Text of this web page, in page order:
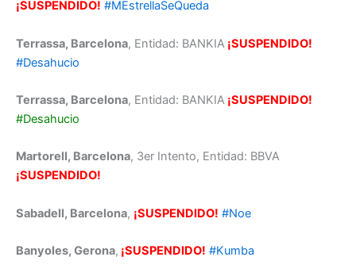
¡SUSPENDIDO! #MEstrellaSeQueda
Terrassa, Barcelona, Entidad: BANKIA ¡SUSPENDIDO!
#Desahucio
Terrassa, Barcelona, Entidad: BANKIA ¡SUSPENDIDO!
#Desahucio
Martorell, Barcelona, 3er Intento, Entidad: BBVA
¡SUSPENDIDO!
Sabadell, Barcelona, ¡SUSPENDIDO! #Noe
Banyoles, Gerona, ¡SUSPENDIDO! #Kumba